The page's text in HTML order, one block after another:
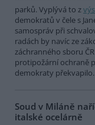
parků. Vyplývá to z
demokratů v čele s
samospráv při
radách by navíc ze
záchranného sboru
protipožární ochraně
demokraty překvapilo.
Soud v Miláně
italské ocelárně